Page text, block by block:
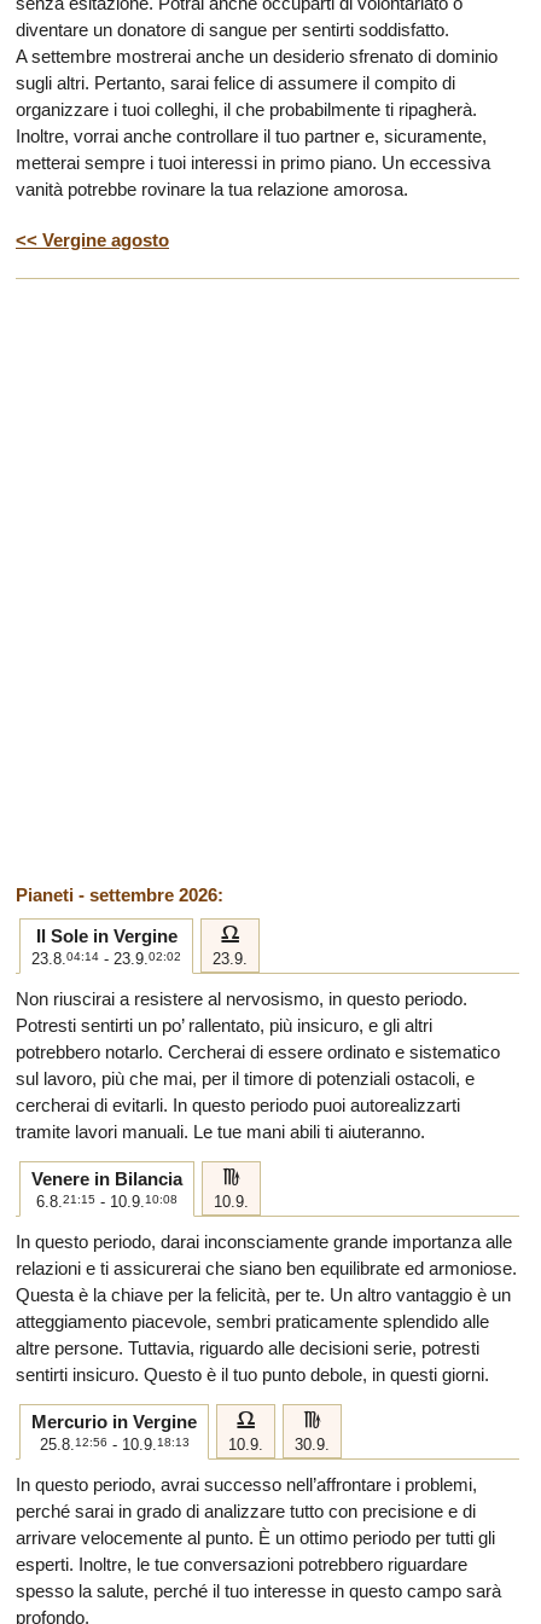
diventare un donatore di sangue per sentirti soddisfatto.
A settembre mostrerai anche un desiderio sfrenato di dominio
sugli altri. Pertanto, sarai felice di assumere il compito di
organizzare i tuoi colleghi, il che probabilmente ti ripagherà.
Inoltre, vorrai anche controllare il tuo partner e, sicuramente,
metterai sempre i tuoi interessi in primo piano. Un eccessiva
vanità potrebbe rovinare la tua relazione amorosa.
<< Vergine agosto
Pianeti - settembre 2026:
Il Sole in Vergine
23.8.04:14 - 23.9.02:02
g
23.9.
Non riuscirai a resistere al nervosismo, in questo periodo.
Potresti sentirti un po’ rallentato, più insicuro, e gli altri
potrebbero notarlo. Cercherai di essere ordinato e sistematico
sul lavoro, più che mai, per il timore di potenziali ostacoli, e
cercherai di evitarli. In questo periodo puoi autorealizzarti
tramite lavori manuali. Le tue mani abili ti aiuteranno.
Venere in Bilancia
6.8.21:15 - 10.9.10:08
h
10.9.
In questo periodo, darai inconsciamente grande importanza alle
relazioni e ti assicurerai che siano ben equilibrate ed armoniose.
Questa è la chiave per la felicità, per te. Un altro vantaggio è un
atteggiamento piacevole, sembri praticamente splendido alle
altre persone. Tuttavia, riguardo alle decisioni serie, potresti
sentirti insicuro. Questo è il tuo punto debole, in questi giorni.
Mercurio in Vergine
25.8.12:56 - 10.9.18:13
g
10.9.
h
30.9.
In questo periodo, avrai successo nell’affrontare i problemi,
perché sarai in grado di analizzare tutto con precisione e di
arrivare velocemente al punto. È un ottimo periodo per tutti gli
esperti. Inoltre, le tue conversazioni potrebbero riguardare
spesso la salute, perché il tuo interesse in questo campo sarà
profondo.